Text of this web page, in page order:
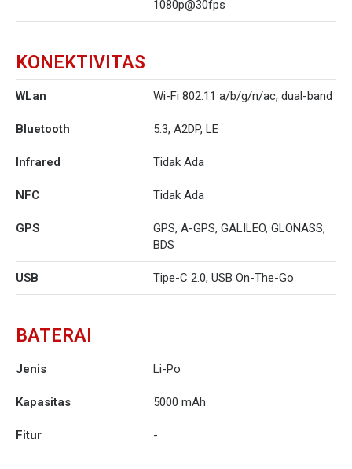
1080p@30fps
KONEKTIVITAS
WLan Wi-Fi 802.11 a/b/g/n/ac, dual-band
Bluetooth 5.3, A2DP, LE
Infrared Tidak Ada
NFC Tidak Ada
GPS
GPS, A-GPS, GALILEO, GLONASS,
BDS
USB Tipe-C 2.0, USB On-The-Go
BATERAI
Jenis Li-Po
Kapasitas 5000 mAh
Fitur -